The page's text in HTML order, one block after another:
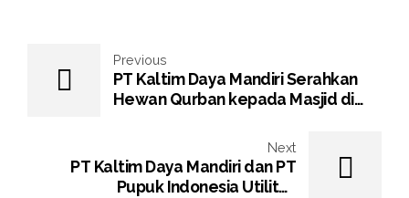
Previous
PT Kaltim Daya Mandiri Serahkan
Hewan Qurban kepada Masjid di
Next
PT Kaltim Daya Mandiri dan PT
Pupuk Indonesia Utilitas